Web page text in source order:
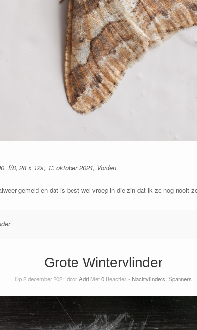
f/8, 28 x 12s; 13 oktober 2024, Vorden
gemeld en dat is best wel vroeg in die zin dat ik ze nog nooit
Grote Wintervlinder
Op 2 december 2021 doorAdri Met0 Reacties - Nachtvlinders, Spanners